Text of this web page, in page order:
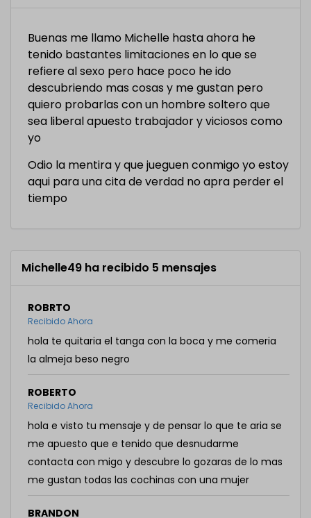
Buenas me llamo Michelle hasta ahora he
tenido bastantes limitaciones en lo que se
refiere al sexo pero hace poco he ido
descubriendo mas cosas y me gustan pero
quiero probarlas con un hombre soltero que
sea liberal apuesto trabajador y viciosos como
yo
Odio la mentira y que jueguen conmigo yo estoy
aqui para una cita de verdad no apra perder el
tiempo
Michelle49 ha recibido 5 mensajes
ROBRTO
Recibido Ahora
hola te quitaria el tanga con la boca y me comeria
la almeja beso negro
ROBERTO
Recibido Ahora
hola e visto tu mensaje y de pensar lo que te aria se
me apuesto que e tenido que desnudarme
contacta con migo y descubre lo gozaras de lo mas
me gustan todas las cochinas con una mujer
BRANDON